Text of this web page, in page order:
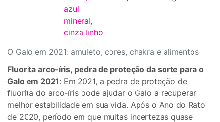
O Galo em 2021: amuleto, cores, chakra e alimentos
azul
mineral,
cinza linho
Fluorita arco-íris, pedra de proteção da sorte para o
Galo em 2021: Em 2021, a pedra de proteção de
fluorita do arco-íris pode ajudar o Galo a recuperar
melhor estabilidade em sua vida. Após o Ano do Rato
de 2020, período em que muitas incertezas quase